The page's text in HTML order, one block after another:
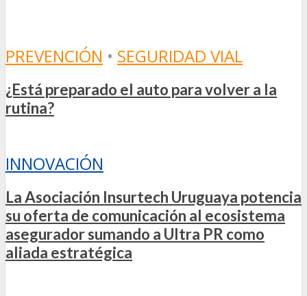
PREVENCIÓN • SEGURIDAD VIAL
¿Está preparado el auto para volver a la
rutina?
INNOVACIÓN
La Asociación Insurtech Uruguaya potencia
su oferta de comunicación al ecosistema
asegurador sumando a Ultra PR como
aliada estratégica